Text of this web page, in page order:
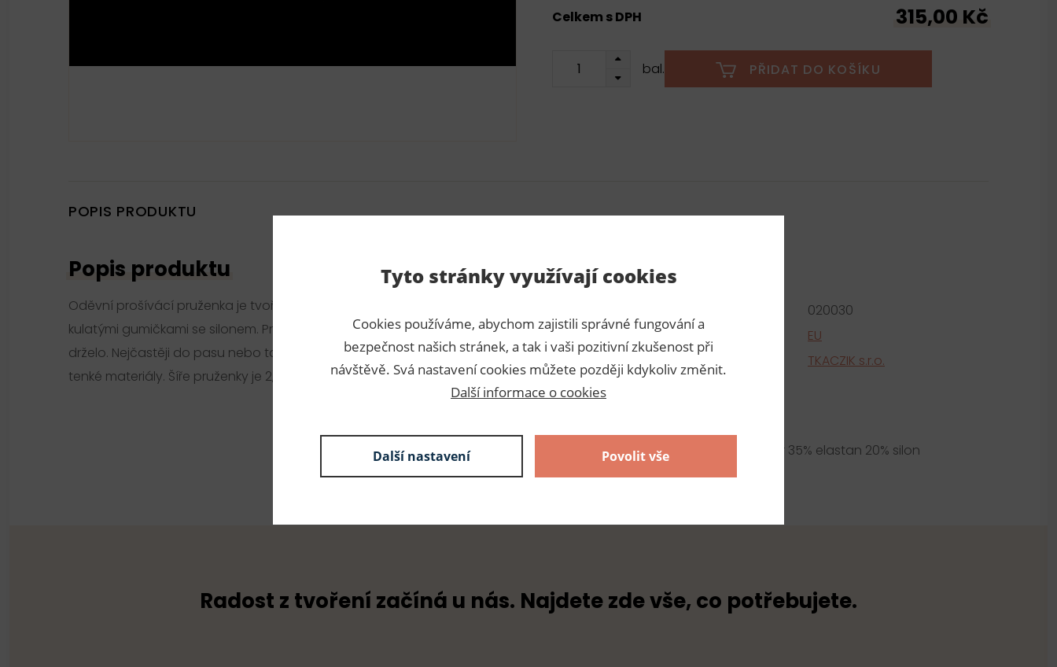
Celkem s DPH 315,00 Kč
bal. PŘIDAT DO KOŠÍKU
POPIS PRODUKTU
Popis produktu
Oděvní prošívácí pruženka je tvořena vzájemně protkanými tenkými
kulatými gumičkami se silonem. Pruženka se našívá na oblečení aby lépe
drželo. Nejčastěji do pasu nebo také na konec rukávu. Ideální je na letní
tenké materiály. Šíře pruženky je 2,5cm.
Parametry
020030
Výrobce
EU
Dodavatel
TKACZIK s.r.o.
Složení: 45% polyester 35% elastan 20% silon
Radost z tvoření začíná u nás. Najdete zde vše, co potřebujete.
Tyto stránky využívají cookies
Cookies používáme, abychom zajistili správné fungování a
bezpečnost našich stránek, a tak i vaši pozitivní zkušenost při
návštěvě. Svá nastavení cookies můžete později kdykoliv změnit.
Další informace o cookies
Další nastavení Povolit vše